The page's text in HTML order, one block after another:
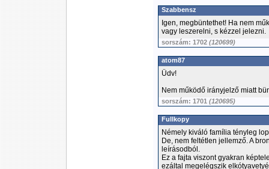
Szabbensz
Igen, megbüntethet! Ha nem
vagy leszerelni, s kézzel jelezni.
sorszám: 1702 (120699)
atom87
Üdv!
Nem működő irányjelző miatt
sorszám: 1701 (120695)
Fullkopy
Némely kiváló família tényleg
De, nem feltétlen jellemző. A
leírásodból.
Ez a fajta viszont gyakran
ezáltal megelégszik